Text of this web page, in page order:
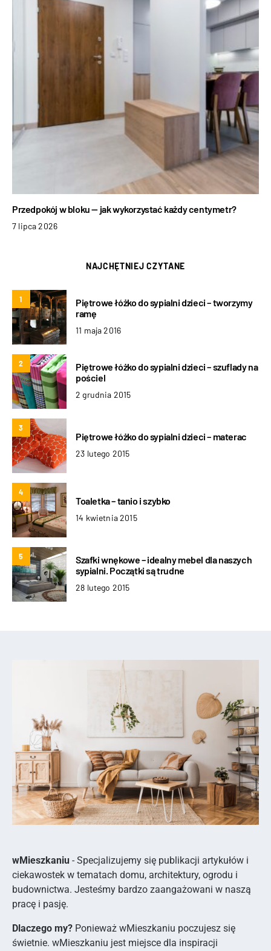
Przedpokój w bloku — jak wykorzystać każdy centymetr?
7 lipca 2026
NAJCHĘTNIEJ CZYTANE
1
Piętrowe łóżko do sypialni dzieci – tworzymy
ramę
11 maja 2016
2
Piętrowe łóżko do sypialni dzieci – szuflady na
pościel
2 grudnia 2015
3
Piętrowe łóżko do sypialni dzieci – materac
23 lutego 2015
4
Toaletka – tanio i szybko
14 kwietnia 2015
5
Szafki wnękowe – idealny mebel dla naszych
sypialni. Początki są trudne
28 lutego 2015
wMieszkaniu - Specjalizujemy się publikacji artykułów i
ciekawostek w tematach domu, architektury, ogrodu i
budownictwa. Jesteśmy bardzo zaangażowani w naszą
pracę i pasję.
Dlaczego my? Ponieważ wMieszkaniu poczujesz się
świetnie. wMieszkaniu jest miejsce dla inspiracji